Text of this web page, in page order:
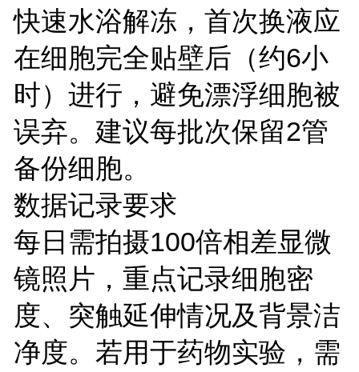
快速水浴解冻，首次换液应
在细胞完全贴壁后（约6小
时）进行，避免漂浮细胞被
误弃。建议每批次保留2管
备份细胞。
数据记录要求
每日需拍摄100倍相差显微
镜照片，重点记录细胞密
度、突触延伸情况及背景洁
净度。若用于药物实验，需